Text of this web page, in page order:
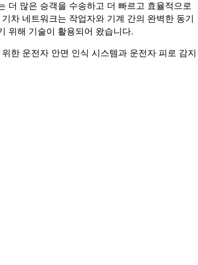
더 많은 승객을 수송하고 더 빠르고 효율적으로
차 네트워크는 작업자와 기계 간의 완벽한 동기
위해 기술이 활용되어 왔습니다.
한 운전자 안면 인식 시스템과 운전자 피로 감지